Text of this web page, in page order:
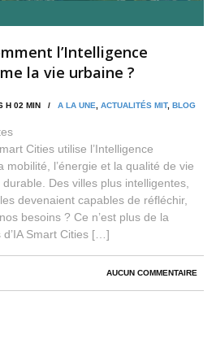
l’Intelligence
la vie urbaine ?
H 02 MIN / A LA UNE ACTUALITÉS MIT, BLOG
Cities utilise l’Intelligence
mobilité, l’énergie et la qualité de vie
Des villes plus intelligentes,
devenaient capables de réfléchir,
besoins ? Ce n’est plus de la
Smart Cities […]
AUCUN COMMENTAIRE